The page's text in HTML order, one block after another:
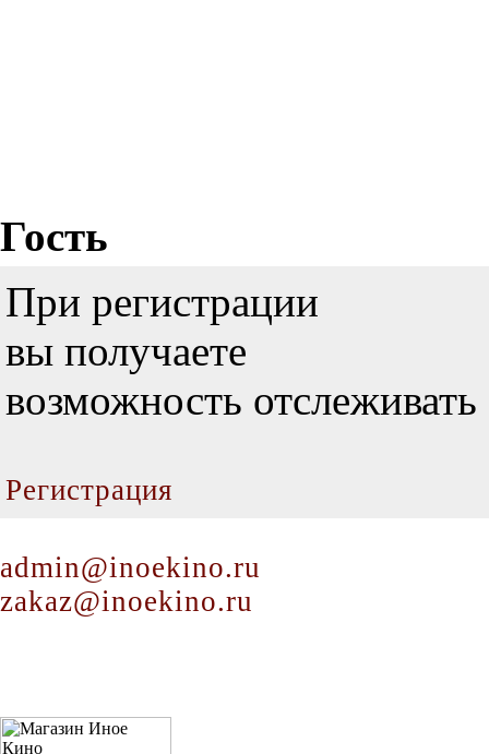
Гость
При регистрации
вы получаете
возможность
Регистрация
admin@inoekino.ru
zakaz@inoekino.ru